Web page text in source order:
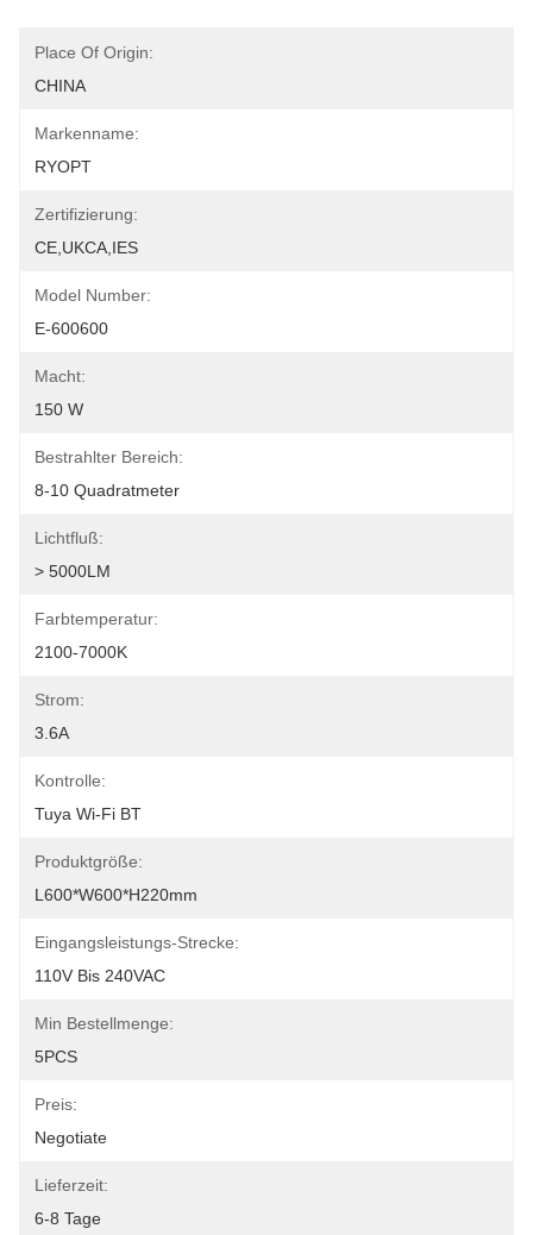
Place Of Origin:
CHINA
Markenname:
RYOPT
Zertifizierung:
CE,UKCA,IES
Model Number:
E-600600
Macht:
150 W
Bestrahlter Bereich:
8-10 Quadratmeter
Lichtfluß:
> 5000LM
Farbtemperatur:
2100-7000K
Strom:
3.6A
Kontrolle:
Tuya Wi-Fi BT
Produktgröße:
L600*W600*H220mm
Eingangsleistungs-Strecke:
110V Bis 240VAC
Min Bestellmenge:
5PCS
Preis:
Negotiate
Lieferzeit:
6-8 Tage